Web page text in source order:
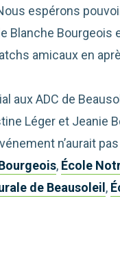
espérons
Blanche Bourgeois
amicaux en
aux ADC de
Léger et Jeanie
n’aurait
, École
de Beausoleil ,